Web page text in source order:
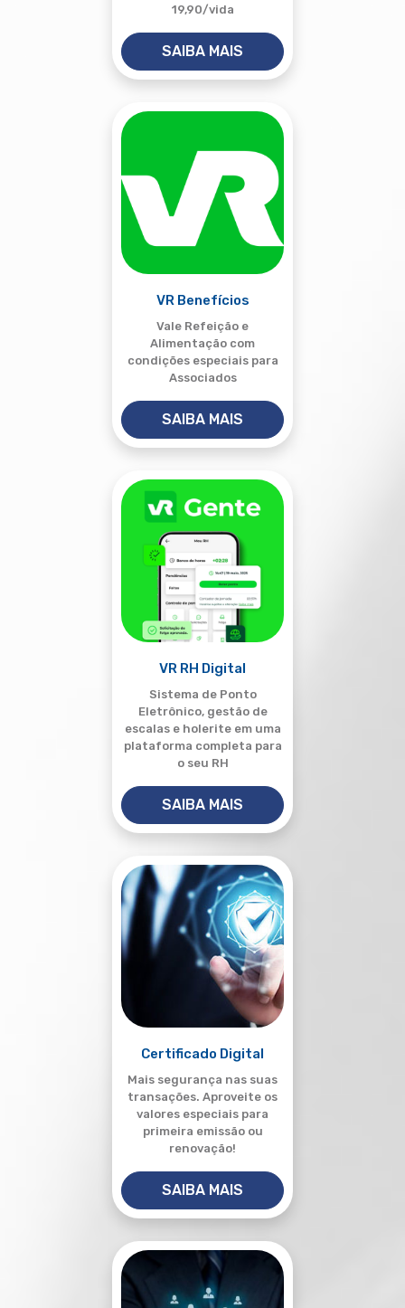
19,90/vida
SAIBA MAIS
VR Benefícios
Vale Refeição e
Alimentação com
condições especiais para
Associados
SAIBA MAIS
VR RH Digital
Sistema de Ponto
Eletrônico, gestão de
escalas e holerite em uma
plataforma completa para
o seu RH
SAIBA MAIS
Certificado Digital
Mais segurança nas suas
transações. Aproveite os
valores especiais para
primeira emissão ou
renovação!
SAIBA MAIS